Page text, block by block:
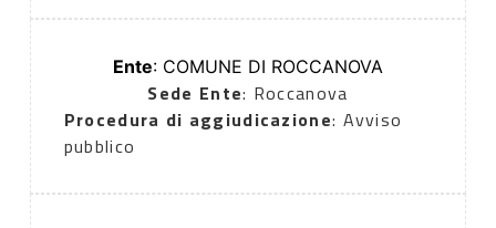
Ente: COMUNE DI ROCCANOVA
Sede Ente: Roccanova
Procedura di aggiudicazione: Avviso
pubblico